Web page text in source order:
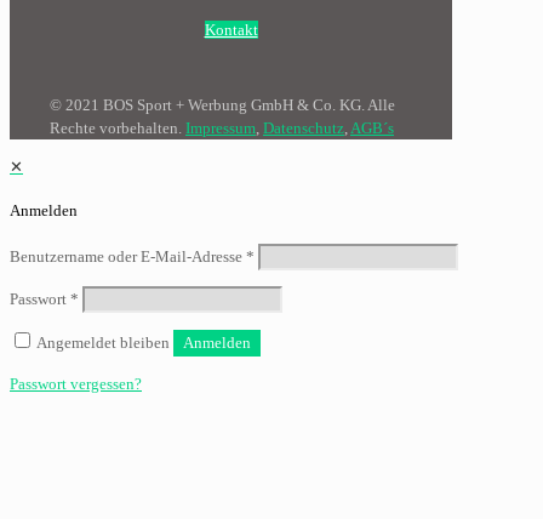
Kontakt
© 2021 BOS Sport + Werbung GmbH & Co. KG. Alle
Rechte vorbehalten. Impressum, Datenschutz,AGB´s
✕
Anmelden
Benutzername oder E-Mail-Adresse *
Passwort *
Angemeldet bleiben Anmelden
Passwort vergessen?